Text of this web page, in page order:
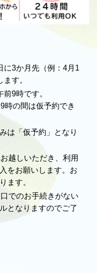
に3か月先（例：4月1
す。
9時です。
の間は仮予約でき
は「仮予約」となり
越しいただき、利用
をお願いします。お
ます。
でのお手続きがない
となりますのでご了